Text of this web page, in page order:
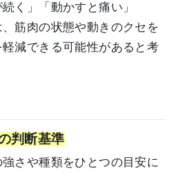
く」「動かすと痛い」
筋肉の状態や動きのクセを
減できる可能性があると考
判断基準
さや種類をひとつの目安に